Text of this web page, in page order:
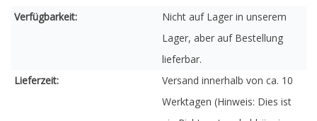
Verfügbarkeit:
Nicht auf Lager in unserem
Lager, aber auf Bestellung
lieferbar.
Lieferzeit:
Versand innerhalb von ca. 10
Werktagen (Hinweis: Dies ist